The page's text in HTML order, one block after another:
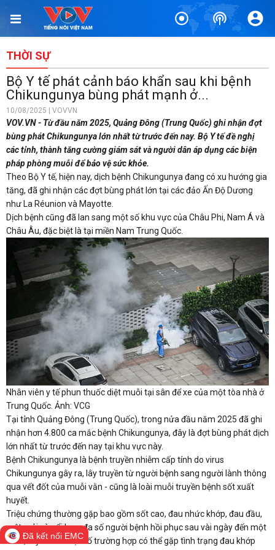
THỜI SỰ
Bộ Y tế phát cảnh báo khẩn sau khi bệnh
Chikungunya bùng phát mạnh ở...
10/08/2025 | VOVVN
VOV.VN - Từ đầu năm 2025, Quảng Đông (Trung Quốc) ghi nhận đợt
bùng phát Chikungunya lớn nhất từ trước đến nay. Bộ Y tế đề nghị
các tỉnh, thành tăng cường giám sát và người dân áp dụng các biện
pháp phòng muỗi để bảo vệ sức khỏe.
Theo Bộ Y tế, hiện nay, dịch bệnh Chikungunya đang có xu hướng gia
tăng, đã ghi nhận các đợt bùng phát lớn tại các đảo Ấn Độ Dương
như La Réunion và Mayotte.
Dịch bệnh cũng đã lan sang một số khu vực của Châu Phi, Nam Á và
Châu Âu, đặc biệt là tại miền Nam Trung Quốc.
Nhân viên y tế phun thuốc diệt muỗi tại sân để xe của một tòa nhà ở
Trung Quốc. Ảnh: VCG
Tại tỉnh Quảng Đông (Trung Quốc), trong nửa đầu năm 2025 đã ghi
nhận hơn 4.800 ca mắc bệnh Chikungunya, đây là đợt bùng phát dịch
lớn nhất từ trước đến nay tại khu vực này.
Bệnh Chikungunya là bệnh truyền nhiễm cấp tính do virus
Chikungunya gây ra, lây truyền từ người bệnh sang người lành thông
qua vết đốt của muỗi vằn - cũng là loài muỗi truyền bệnh sốt xuất
huyết.
Triệu chứng thường gặp bao gồm sốt cao, đau nhức khớp, đau đầu,
mệt mỏi và nổi ban, đa số người bệnh hồi phục sau vài ngày đến một
tuần, tuy nhiên một số trường hợp có thể gặp tình trạng đau khớp
Đã kết nối EMC